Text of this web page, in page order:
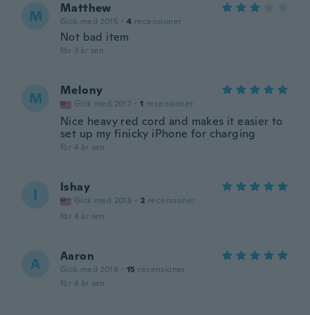
M Matthew
Gick med 2015 · 4 recensioner
Not bad item
för 3 år sen
M Melony
Gick med 2017 · 1 recensioner
Nice heavy red cord and makes it easier to
set up my finicky iPhone for charging
för 4 år sen
I Ishay
Gick med 2018 · 2 recensioner
för 4 år sen
A Aaron
Gick med 2016 · 15 recensioner
för 4 år sen